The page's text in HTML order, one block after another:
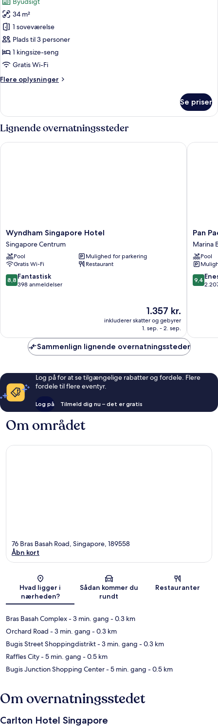
billeder
af
Premier,
værelse,
club
34 m²
1 soveværelse
Plads til 3 personer
1 kingsize-seng
Gratis Wi-Fi
Flere oplysninger
Flere
værelse,
Se priser
Lignende overnatningssteder
Wyndham
Singapore
Hotel
Singapore
Centrum
Wyndham Singapore Hotel
Singapore Centrum
Pool
Mulighed for parkering
Gratis Wi-Fi
Restaurant
8.8
ud
8,8 Fantastisk
398 anmeldelser
Prisen
er
1.357 kr.
1.357 kr.
inkluderer skatter og gebyrer
1. sep. - 2. sep.
Wyndham Singapore Hotel
Pan
Pacific
Marina
Bay
Pan
Marina
Pool
9.4
ud
9,4
Pan
Sammenlign lignende overnatningssteder
Log på for at se tilgængelige rabatter og fordele. Flere
fordele til flere eventyr.
Log på Tilmeld dig nu – det er gratis
Om området
Kort
76 Bras Basah Road, Singapore, 189558
Åbn kort
Hvad ligger i
nærheden?
Sådan kommer du
rundt
Restauranter
Bras Basah Complex- 3 min. gang - 0.3 km
Orchard Road - 3 min. gang - 0.3 km
Bugis Street Shoppingdistrikt- 3 min. gang - 0.3 km
Raffles City- 5 min. gang - 0.5 km
Bugis Junction Shopping Center- 5 min. gang - 0.5 km
Om overnatningsstedet
Carlton Hotel Singapore